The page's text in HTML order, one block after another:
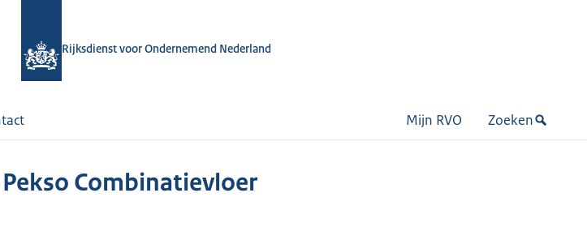
Rijksdienst voor Ondernemend Nederland
Mijn RVO Zoeken
Combinatievloer